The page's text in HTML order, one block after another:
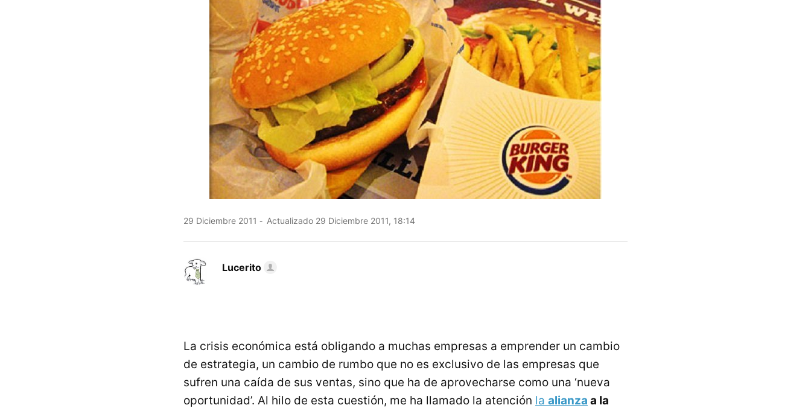
29 Diciembre 2011 Actualizado 29 Diciembre 2011, 18:14
Lucerito
La crisis económica está obligando a muchas empresas a emprender un cambio
de estrategia, un cambio de rumbo que no es exclusivo de las empresas que
sufren una caída de sus ventas, sino que ha de aprovecharse como una ‘nueva
oportunidad’. Al hilo de esta cuestión, me ha llamado la atención la alianza a la